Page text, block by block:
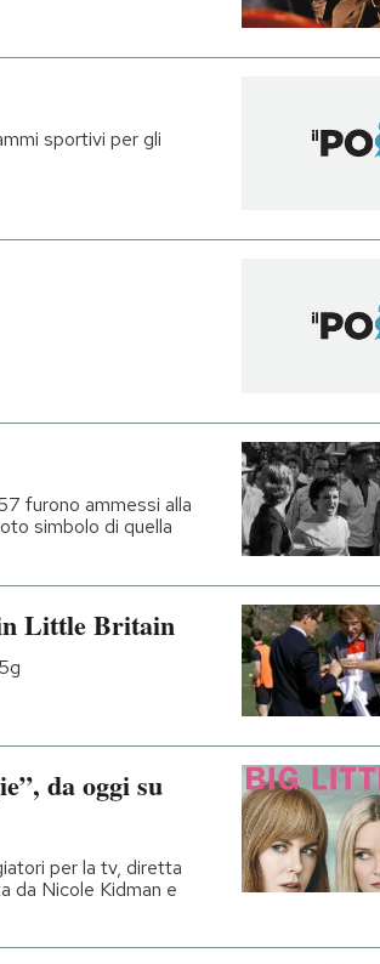
sportivi per gli
furono ammessi alla
simbolo di quella
Little Britain
da oggi su
per la tv, diretta
da Nicole Kidman e